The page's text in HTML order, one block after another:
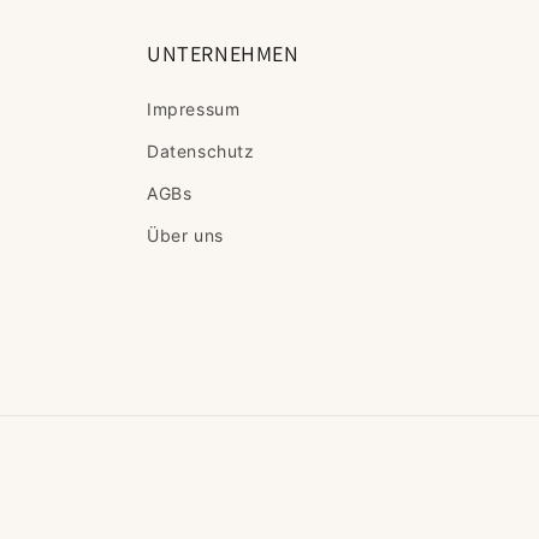
:
UNTERNEHMEN
Impressum
Datenschutz
AGBs
Über uns